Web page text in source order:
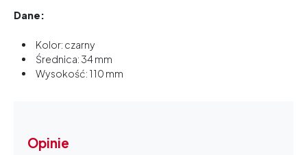
Dane:
Kolor: czarny
Średnica: 34 mm
Wysokość: 110 mm
Opinie